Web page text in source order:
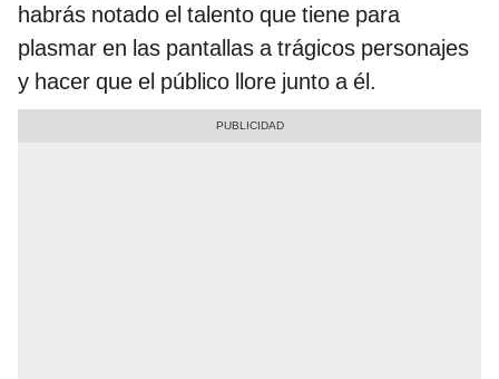
habrás notado el talento que tiene para
plasmar en las pantallas a trágicos personajes
y hacer que el público llore junto a él.